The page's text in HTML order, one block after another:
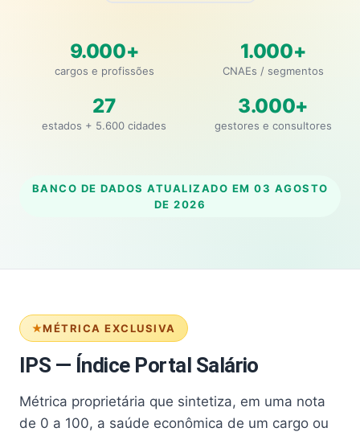
9.000+
cargos e profissões
1.000+
CNAEs / segmentos
27
estados + 5.600 cidades
3.000+
gestores e consultores
BANCO DE DADOS ATUALIZADO EM 03 AGOSTO
DE 2026
MÉTRICA EXCLUSIVA
IPS — Índice Portal Salário
Métrica proprietária que sintetiza, em uma nota
de 0 a 100, a saúde econômica de um cargo ou